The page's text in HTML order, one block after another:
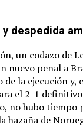
despedida
un codazo de
nuevo penal a
de la ejecución y,
el 2-1
no hubo tiempo
hazaña de